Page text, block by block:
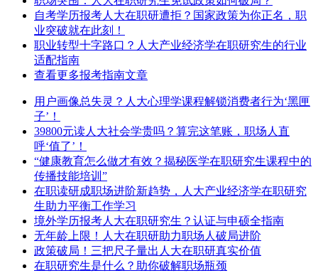
自考学历报考人大在职研遭拒？国家政策为你正名，职
业突破就在此刻！
职业转型十字路口？人大产业经济学在职研究生的行业
适配指南
查看更多报考指南文章
用户画像总失灵？人大心理学课程解锁消费者行为‘黑匣
子’！
39800元读人大社会学贵吗？算完这笔账，职场人直
呼‘值了’！
“健康教育怎么做才有效？揭秘医学在职研究生课程中的
传播技能培训”
在职读研成职场进阶新趋势，人大产业经济学在职研究
生助力平衡工作学习
境外学历报考人大在职研究生？认证与申硕全指南
无年龄上限！人大在职研助力职场人破局进阶
​政策破局！三把尺子量出人大在职研真实价值
在职研究生是什么？助你破解职场瓶颈